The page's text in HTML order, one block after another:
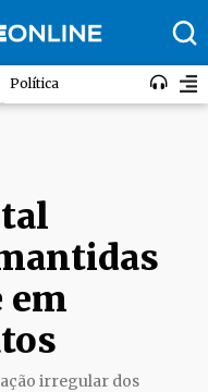
Política
em
irregular dos